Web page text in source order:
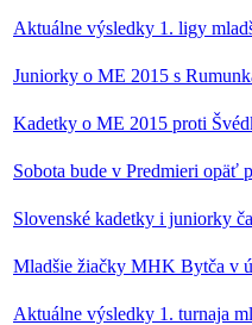
Aktuálne výsledky 1. ligy
Juniorky o ME 2015 s
Kadetky o ME 2015 proti
Sobota bude v Predmieri opäť
Slovenské kadetky i juniorky
Mladšie žiačky MHK Bytča v
Aktuálne výsledky 1. turnaja